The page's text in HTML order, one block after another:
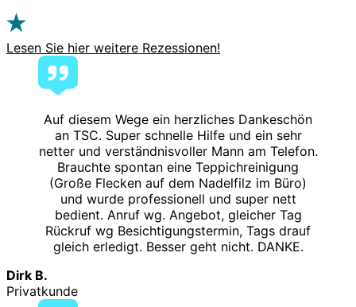
Lesen Sie hier weitere Rezessionen!
Auf diesem Wege ein herzliches Dankeschön
an TSC. Super schnelle Hilfe und ein sehr
netter und verständnisvoller Mann am Telefon.
Brauchte spontan eine Teppichreinigung
(Große Flecken auf dem Nadelfilz im Büro)
und wurde professionell und super nett
bedient. Anruf wg. Angebot, gleicher Tag
Rückruf wg Besichtigungstermin, Tags drauf
gleich erledigt. Besser geht nicht. DANKE.
Dirk B.
Privatkunde